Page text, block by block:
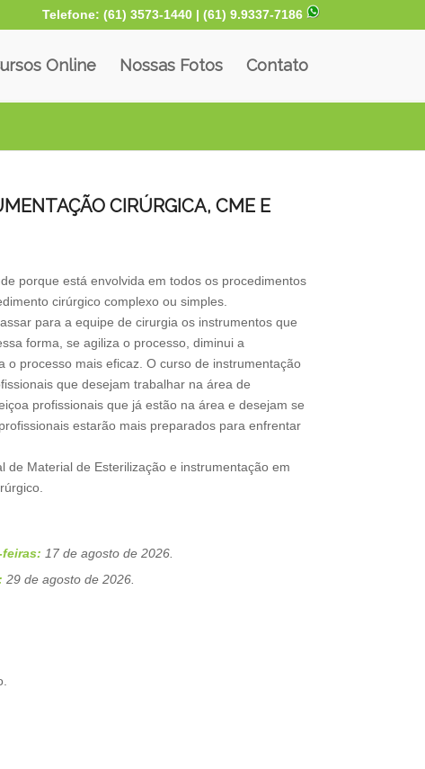
Telefone: (61) 3573-1440 | (61) 9.9337-7186
Online Nossas Fotos Contato
CIRÚRGICA, CME E
porque está envolvida em todos os procedimentos
cirúrgico complexo ou simples.
para a equipe de cirurgia os instrumentos que
forma, se agiliza o processo, diminui a
processo mais eficaz. O curso de instrumentação
que desejam trabalhar na área de
profissionais que já estão na área e desejam se
estarão mais preparados para enfrentar
Material de Esterilização e instrumentação em
17 de agosto de 2026.
29 de agosto de 2026.